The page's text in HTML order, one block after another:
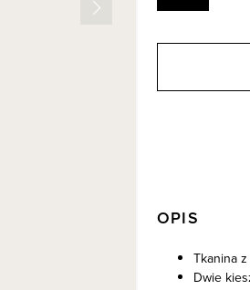
OPIS
Tkanina
Dwie